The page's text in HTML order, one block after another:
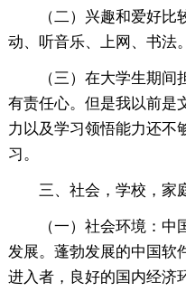
（二）兴趣和爱好
动、听音乐、上网、书法。
（三）在大学生期间
有责任心。但是我以前是
力以及学习领悟能力还不
习。
三、社会，学校，家
（一）社会环境：
发展。蓬勃发展的中国软
进入者，良好的国内经济